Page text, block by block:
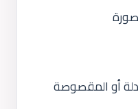
أو المقصوصة